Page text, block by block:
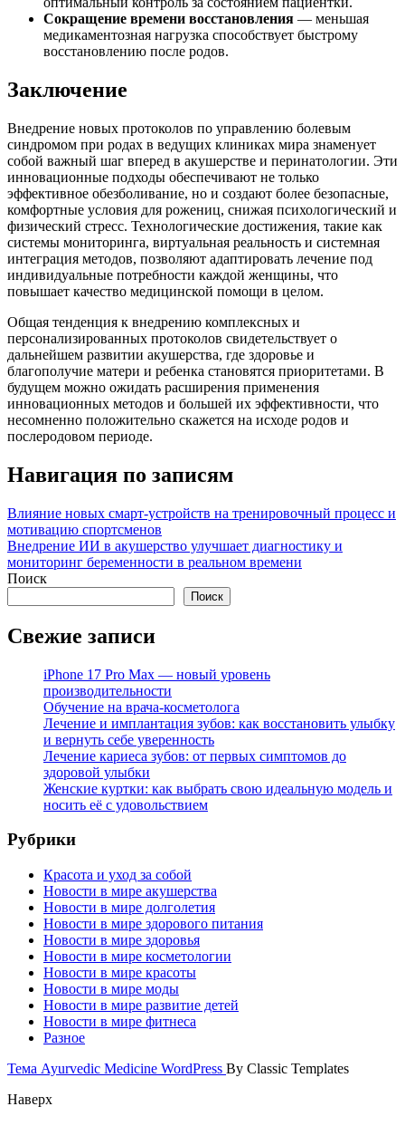
Сокращение времени восстановления — меньшая
медикаментозная нагрузка способствует быстрому
восстановлению после родов.
Заключение
Внедрение новых протоколов по управлению болевым
синдромом при родах в ведущих клиниках мира знаменует
собой важный шаг вперед в акушерстве и перинатологии. Эти
инновационные подходы обеспечивают не только
эффективное обезболивание, но и создают более безопасные,
комфортные условия для рожениц, снижая психологический и
физический стресс. Технологические достижения, такие как
системы мониторинга, виртуальная реальность и системная
интеграция методов, позволяют адаптировать лечение под
индивидуальные потребности каждой женщины, что
повышает качество медицинской помощи в целом.
Общая тенденция к внедрению комплексных и
персонализированных протоколов свидетельствует о
дальнейшем развитии акушерства, где здоровье и
благополучие матери и ребенка становятся приоритетами. В
будущем можно ожидать расширения применения
инновационных методов и большей их эффективности, что
несомненно положительно скажется на исходе родов и
послеродовом периоде.
Навигация по записям
Влияние новых смарт-устройств на тренировочный процесс и
мотивацию спортсменов
Внедрение ИИ в акушерство улучшает диагностику и
мониторинг беременности в реальном времени
Поиск
Поиск
Свежие записи
iPhone 17 Pro Max — новый уровень
производительности
Обучение на врача-косметолога
Лечение и имплантация зубов: как восстановить улыбку
и вернуть себе уверенность
Лечение кариеса зубов: от первых симптомов до
здоровой улыбки
Женские куртки: как выбрать свою идеальную модель и
носить её с удовольствием
Рубрики
Красота и уход за собой
Новости в мире акушерства
Новости в мире долголетия
Новости в мире здорового питания
Новости в мире здоровья
Новости в мире косметологии
Новости в мире красоты
Новости в мире моды
Новости в мире развитие детей
Новости в мире фитнеса
Разное
Тема Ayurvedic Medicine WordPress By Classic Templates
Наверх